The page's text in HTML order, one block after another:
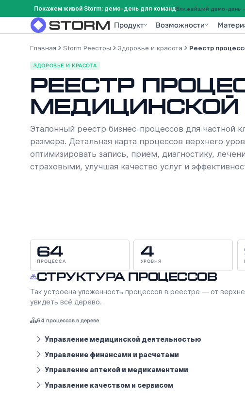
Покажем живой Storm: демо-день для командБлижайший демо-день
Продукт Возможности
Главная Storm Реестры Здоровье и красота Реестр
ЗДОРОВЬЕ И КРАСОТА
Реестр
медицинской
Эталонный реестр бизнес-процессов для частной
размера. Детальная карта процессов верхнего
оптимизировать запись, прием, диагностику,
страховыми, улучшая качество услуг и
64
ПРОЦЕССА
4
УРОВНЯ
Структура процессов
Так устроена уложенность процессов в реестре — от
увидеть всё дерево.
64 процессов в дереве
Управление медицинской деятельностью
Управление финансами и расчетами
Управление аптекой и медикаментами
Управление качеством и сервисом